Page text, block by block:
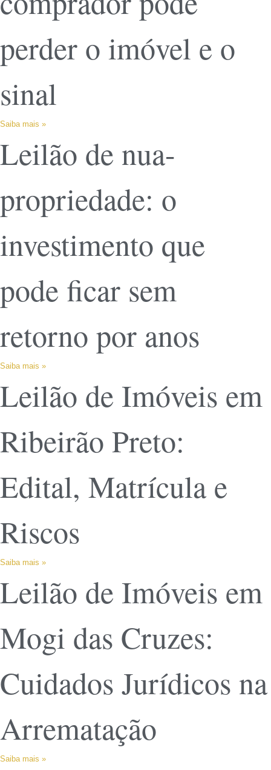
perder o imóvel e o
sinal
Saiba mais »
Leilão de nua-
propriedade: o
investimento que
pode ficar sem
retorno por anos
Saiba mais »
Leilão de Imóveis em
Ribeirão Preto:
Edital, Matrícula e
Riscos
Saiba mais »
Leilão de Imóveis em
Mogi das Cruzes:
Cuidados Jurídicos na
Arrematação
Saiba mais »